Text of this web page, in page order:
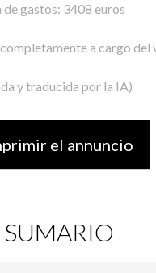
gastos: 3408 euros
a cargo del
y traducida por la IA)
el annuncio
SUMARIO